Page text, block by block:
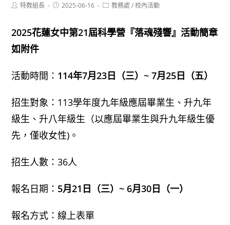
Post特教組長
Post2025-06-16
Post教務處 / 校內活動
2025花蓮女中第21屆科學營『落魂殘響』活動簡章
如附件
活動時間： 114年7月23日（三）~ 7月25日（五）
招生對象：113學年度九年級應屆畢業生、升九年
級生、升八年級生（以應屆畢業生與升九年級生優
先，僅收女性)。
招生人數：36人
報名日期： 5月21日（三）~ 6月30日（一）
報名方式：線上表單